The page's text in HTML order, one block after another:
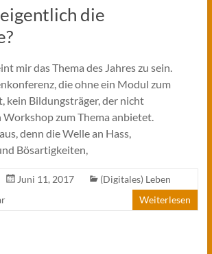
die
mir das Thema des Jahres zu sein.
die ohne ein Modul zum
kein Bildungsträger, der nicht
zum Thema anbietet.
denn die Welle an Hass,
Bösartigkeiten,
Juni 11, 2017
(Digitales) Leben
Weiterlesen